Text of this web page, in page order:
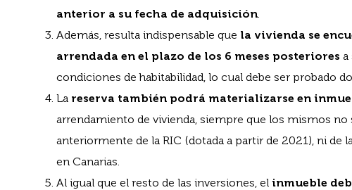
anterior a su fecha de adquisición
Además, resulta indispensable que la vivienda se
arrendada en el plazo de los 6 meses posteriores a
condiciones de habitabilidad, lo cual debe ser probado
La reserva también podrá materializarse en
arrendamiento de vivienda, siempre que los mismos no
anteriormente de la RIC (dotada a partir de 2021), ni de
en Canarias.
Al igual que el resto de las inversiones, el inmueble